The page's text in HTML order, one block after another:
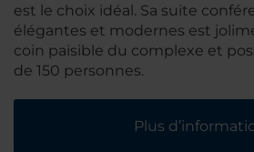
est le choix idéal. Sa suite
élégantes et modernes est
coin paisible du complexe et
de 150 personnes.
Plus